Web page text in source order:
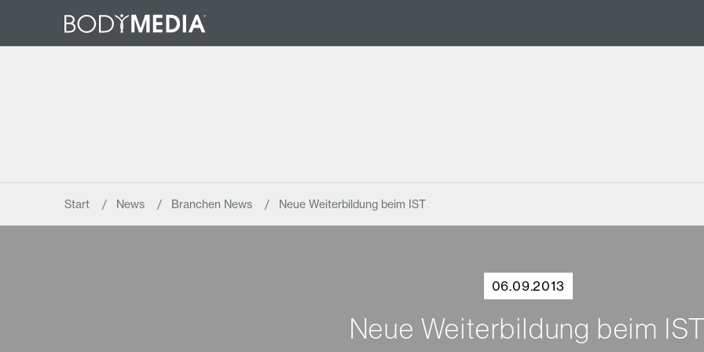
Start News Branchen News Neue Weiterbildung beim IST
06.09.2013
Neue Weiterbildung beim